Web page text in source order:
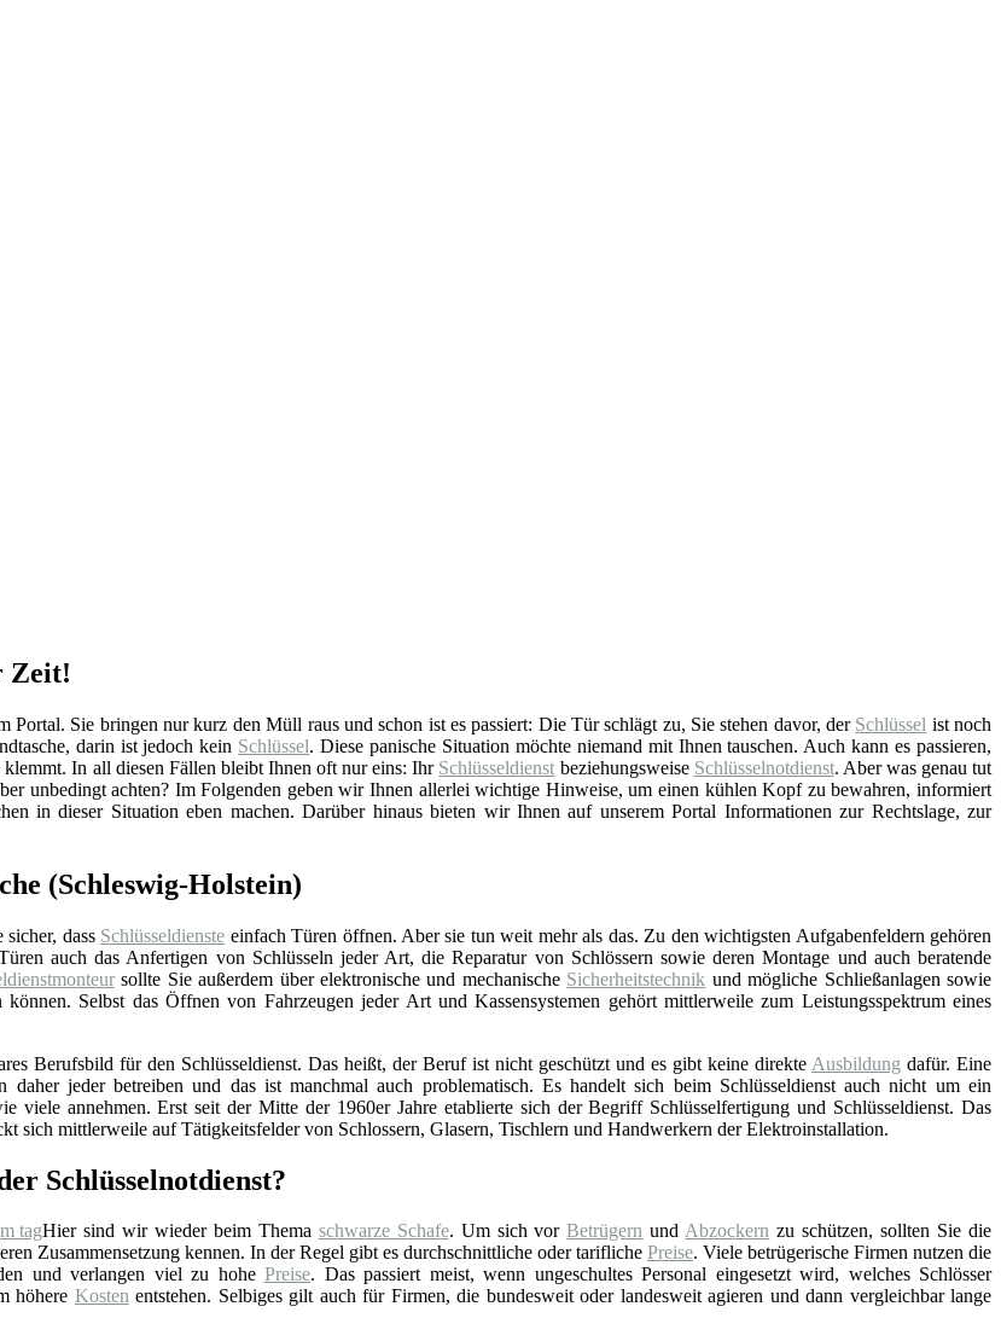
Zeit!
Portal. Sie bringen nur kurz den Müll raus und schon ist es passiert: Die Tür schlägt zu, Sie stehen davor, der Schlüssel ist noch
darin ist jedoch kein Schlüssel. Diese panische Situation möchte niemand mit Ihnen tauschen. Auch kann es passieren,
In all diesen Fällen bleibt Ihnen oft nur eins: Ihr Schlüsseldienst beziehungsweise Schlüsselnotdienst. Aber was genau tut
unbedingt achten? Im Folgenden geben wir Ihnen allerlei wichtige Hinweise, um einen kühlen Kopf zu bewahren, informiert
in dieser Situation eben machen. Darüber hinaus bieten wir Ihnen auf unserem Portal Informationen zur Rechtslage, zur
(Schleswig-Holstein)
dass Schlüsseldienste einfach Türen öffnen. Aber sie tun weit mehr als das. Zu den wichtigsten Aufgabenfeldern gehören
auch das Anfertigen von Schlüsseln jeder Art, die Reparatur von Schlössern sowie deren Montage und auch beratende
sollte Sie außerdem über elektronische und mechanische Sicherheitstechnik und mögliche Schließanlagen sowie
können. Selbst das Öffnen von Fahrzeugen jeder Art und Kassensystemen gehört mittlerweile zum Leistungsspektrum eines
Berufsbild für den Schlüsseldienst. Das heißt, der Beruf ist nicht geschützt und es gibt keine direkte Ausbildung dafür. Eine
daher jeder betreiben und das ist manchmal auch problematisch. Es handelt sich beim Schlüsseldienst auch nicht um ein
viele annehmen. Erst seit der Mitte der 1960er Jahre etablierte sich der Begriff Schlüsselfertigung und Schlüsseldienst. Das
sich mittlerweile auf Tätigkeitsfelder von Schlossern, Glasern, Tischlern und Handwerkern der Elektroinstallation.
Schlüsselnotdienst?
Hier sind wir wieder beim Thema schwarze Schafe. Um sich vorBetrügern undAbzockern zu schützen, sollten Sie die
Zusammensetzung kennen. In der Regel gibt es durchschnittliche oder tarifliche Preise. Viele betrügerische Firmen nutzen die
und verlangen viel zu hohe Preise. Das passiert meist, wenn ungeschultes Personal eingesetzt wird, welches Schlösser
höhere Kostenentstehen. Selbiges gilt auch für Firmen, die bundesweit oder landesweit agieren und dann vergleichbar lange